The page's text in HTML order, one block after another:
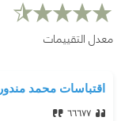
معدل التقييمات
اقتباسات محمد مندور
٦٦٦٧٧